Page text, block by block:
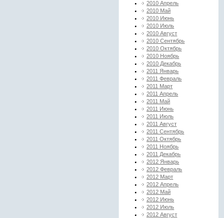
2010 Апрель
2010 Май
2010 Июнь
2010 Июль
2010 Август
2010 Сентябрь
2010 Октябрь
2010 Ноябрь
2010 Декабрь
2011 Январь
2011 Февраль
2011 Март
2011 Апрель
2011 Май
2011 Июнь
2011 Июль
2011 Август
2011 Сентябрь
2011 Октябрь
2011 Ноябрь
2011 Декабрь
2012 Январь
2012 Февраль
2012 Март
2012 Апрель
2012 Май
2012 Июнь
2012 Июль
2012 Август